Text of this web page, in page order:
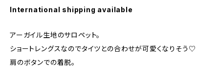
International shipping available
アーガイル生地のサロペット。
ショートレングスなのでタイツとの合わせが可愛くなりそう♡
肩のボタンでの着脱。